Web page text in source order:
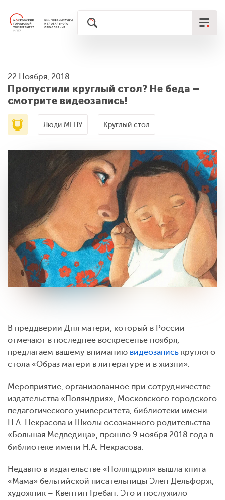
22 Ноября, 2018
Пропустили круглый стол? Не беда –
смотрите видеозапись!
Люди МГПУ Круглый стол
В преддверии Дня матери, который в России
отмечают в последнее воскресенье ноября,
предлагаем вашему вниманию видеозапись круглого
стола «Образ матери в литературе и в жизни».
Мероприятие, организованное при сотрудничестве
издательства «Поляндрия», Московского городского
педагогического университета, библиотеки имени
Н.А. Некрасова и Школы осознанного родительства
«Большая Медведица», прошло 9 ноября 2018 года в
библиотеке имени Н.А. Некрасова.
Недавно в издательстве «Поляндрия» вышла книга
«Мама» бельгийской писательницы Элен Дельфорж,
художник – Квентин Гребан. Это и послужило